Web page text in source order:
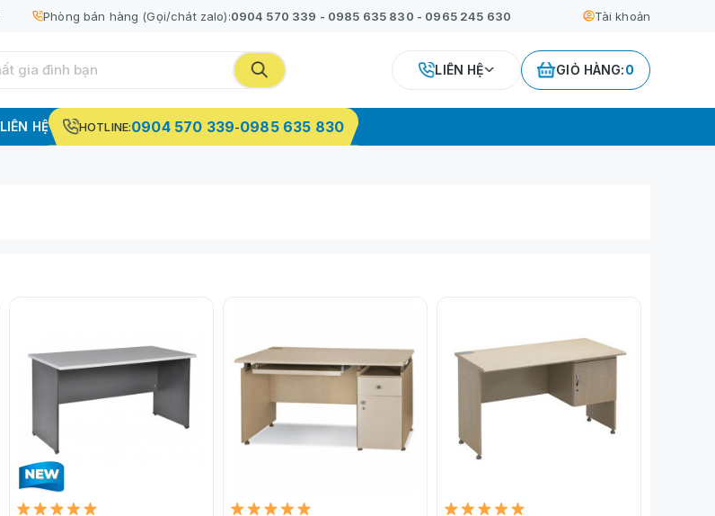
Phòng bán hàng (Gọi/chát zalo):0904 570 339 - 0985 635 830 - 0965 245 630 Tài khoản
LIÊN HỆ GIỎ HÀNG:0
LIÊN HỆ HOTLINE:0904 570 339-0985 635 830